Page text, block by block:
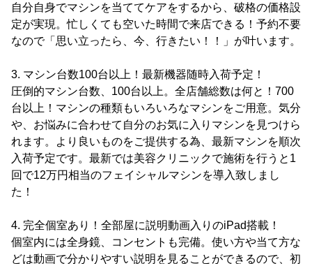
自分自身でマシンを当ててケアをするから、破格の価格設
定が実現。忙しくても空いた時間で来店できる！予約不要
なので「思い立ったら、今、行きたい！！」が叶います。
3. マシン台数100台以上！最新機器随時入荷予定！
圧倒的マシン台数、100台以上。全店舗総数は何と！700
台以上！マシンの種類もいろいろなマシンをご用意。気分
や、お悩みに合わせて自分のお気に入りマシンを見つけら
れます。より良いものをご提供する為、最新マシンを順次
入荷予定です。最新では美容クリニックで施術を行うと1
回で12万円相当のフェイシャルマシンを導入致しまし
た！
4. 完全個室あり！全部屋に説明動画入りのiPad搭載！
個室内には全身鏡、コンセントも完備。使い方や当て方な
どは動画で分かりやすい説明を見ることができるので、初